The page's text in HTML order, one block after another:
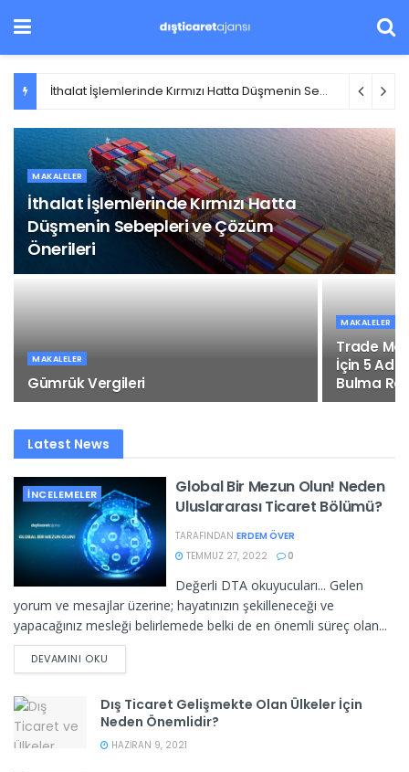
İthalat İşlemlerinde Kırmızı Hatta Düşmenin Sebepleri ve Çözüm Önerileri
MAKALELER
İthalat İşlemlerinde Kırmızı Hatta
Düşmenin Sebepleri ve Çözüm
Önerileri
MAKALELER
Gümrük Vergileri
MAKALELER
Trade
İçin 5
Bulma
Latest News
İNCELEMELER
Global Bir Mezun Olun! Neden
Uluslararası Ticaret Bölümü?
TARAFINDAN ERDEM ÖVER
TEMMUZ 27, 2022
0
Değerli DTA okuyucuları... Gelen
yorum ve mesajlar üzerine; hayatınızın şekilleneceği ve
yapacağınız mesleği belirlemede belki de en önemli süreç olan...
DEVAMINI OKU
Dış Ticaret Gelişmekte Olan Ülkeler İçin
Neden Önemlidir?
HAZIRAN 9, 2021